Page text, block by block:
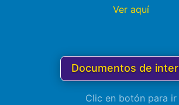
Ver aquí
Documentos de
Clic en botón para ir